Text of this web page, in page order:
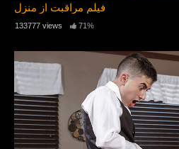
فیلم مراقبت از منزل
133777 views 71%